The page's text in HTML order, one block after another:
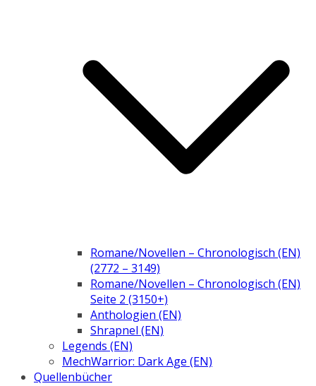
Romane/Novellen – Chronologisch (EN)
(2772 – 3149)
Romane/Novellen – Chronologisch (EN)
Seite 2 (3150+)
Anthologien (EN)
Shrapnel (EN)
Legends (EN)
MechWarrior: Dark Age (EN)
Quellenbücher